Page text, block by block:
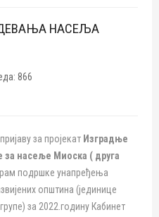
НАСЕЉА
866
за пројекат Изградње
насеље Миоска ( друга
подршке унапређења
општина (јединице
за 2022.годину Кабинет